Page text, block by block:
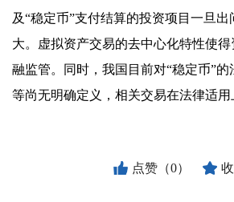
及“稳定币”支付结算的投资项目一旦
大。虚拟资产交易的去中心化特性使
融监管。同时，我国目前对“稳定币”
等尚无明确定义，相关交易在法律适用
点赞（0）